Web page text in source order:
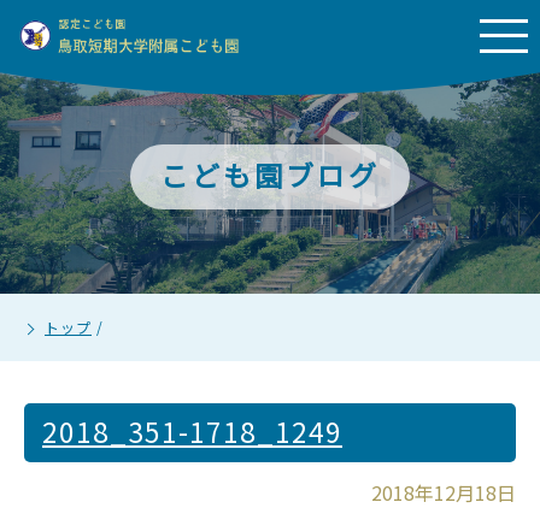
こども園ブログ
トップ /
2018_351-1718_1249
2018年12月18日